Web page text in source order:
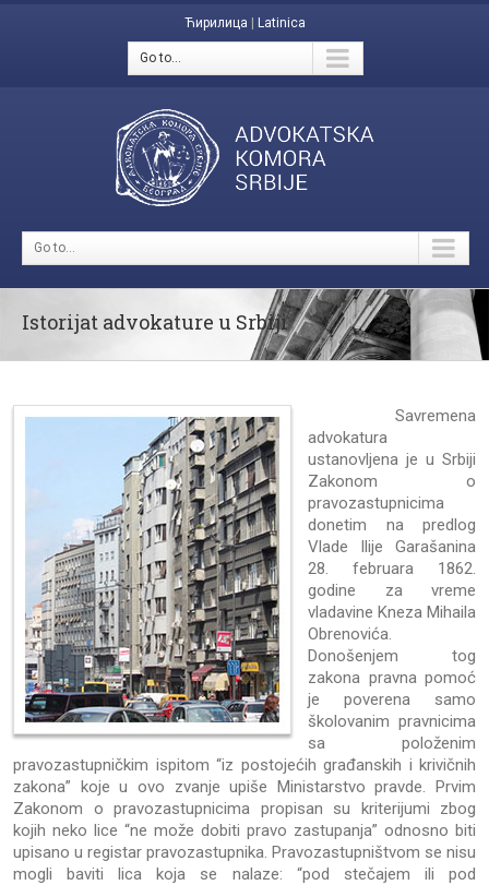
Ћирилица Latinica
Go to...
Go to...
Istorijat advokature u Srbiji
Savremena
advokatura
ustanovljena je u Srbiji
Zakonom o
pravozastupnicima
donetim na predlog
Vlade Ilije Garašanina
28. februara 1862.
godine za vreme
vladavine Kneza Mihaila
Obrenovića.
Donošenjem tog
zakona pravna pomoć
je poverena samo
školovanim pravnicima
sa položenim
pravozastupničkim ispitom “iz postojećih građanskih i krivičnih
zakona” koje u ovo zvanje upiše Ministarstvo pravde. Prvim
Zakonom o pravozastupnicima propisan su kriterijumi zbog
kojih neko lice “ne može dobiti pravo zastupanja” odnosno biti
upisano u registar pravozastupnika. Pravozastupništvom se nisu
mogli baviti lica koja se nalaze: “pod stečajem ili pod